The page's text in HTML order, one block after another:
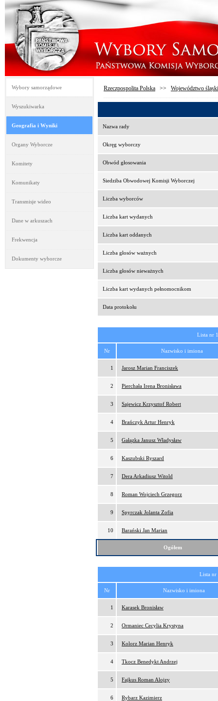
Wybory samorządowe
Wyszukiwarka
Geografia i Wyniki
Organy Wyborcze
Komitety
Komunikaty
Transmisje wideo
Dane w arkuszach
Frekwencja
Dokumenty wyborcze
Rzeczpospolita Polska >> Województwo
Nazwa rady
Okręg wyborczy
Obwód głosowania
Siedziba Obwodowej Komisji Wyborczej
Liczba wyborców
Liczba kart wydanych
Liczba kart oddanych
Liczba głosów ważnych
Liczba głosów nieważnych
Liczba kart wydanych pełnomocnikom
Data protokołu
Lista nr
Nr Nazwisko i imiona
1 Jarosz Marian Franciszek
2 Pierchała Irena Bronisława
3 Sajewicz Krzysztof Robert
4 Brańczyk Artur Henryk
5 Gałązka Janusz Władysław
6 Kaszubski Ryszard
7 Dera Arkadiusz Witold
8 Roman Wojciech Grzegorz
9 Spyrczak Jolanta Zofia
10 Barański Jan Marian
Ogółem
Lista
Nr Nazwisko i imiona
1 Karasek Bronisław
2 Ormaniec Cecylia Krystyna
3 Kolorz Marian Henryk
4 Tkocz Benedykt Andrzej
5 Fajkus Roman Alojzy
6 Rybarz Kazimierz